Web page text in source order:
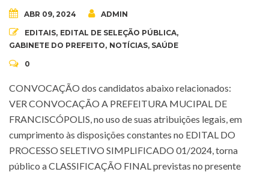
ABR 09, 2024 ADMIN
EDITAIS, EDITAL DE SELEÇÃO PÚBLICA,
GABINETE DO PREFEITO, NOTÍCIAS, SAÚDE
0
CONVOCAÇÃO dos candidatos abaixo relacionados:
VER CONVOCAÇÃO A PREFEITURA MUCIPAL DE
FRANCISCÓPOLIS, no uso de suas atribuições legais, em
cumprimento às disposições constantes no EDITAL DO
PROCESSO SELETIVO SIMPLIFICADO 01/2024, torna
público a CLASSIFICAÇÃO FINAL previstas no presente